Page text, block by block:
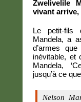
Zwelivelile
vivant arrive,
Le petit-fils
Mandela, a
d’armes
inévitable, et
Mandela,
jusqu’à ce
Nelson